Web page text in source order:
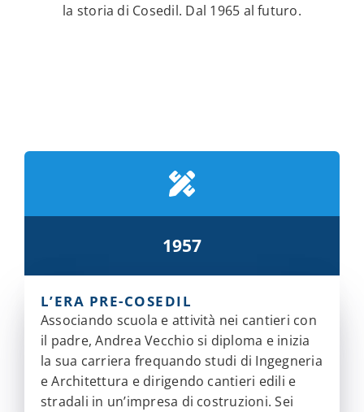
la storia di Cosedil. Dal 1965 al futuro.
1957
L’ERA PRE-COSEDIL
Associando scuola e attività nei cantieri con
il padre, Andrea Vecchio si diploma e inizia
la sua carriera frequando studi di Ingegneria
e Architettura e dirigendo cantieri edili e
stradali in un’impresa di costruzioni. Sei